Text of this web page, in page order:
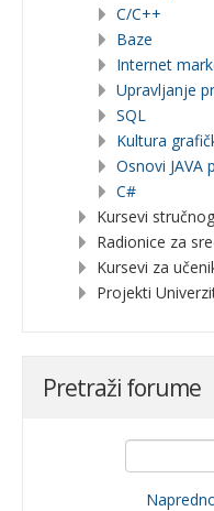
C/C++
Baze
Internet
Upravljanje
SQL
Kultura
Osnovi JAVA
C#
Kursevi
Radionice za
Kursevi za
Projekti
Pretraži forume